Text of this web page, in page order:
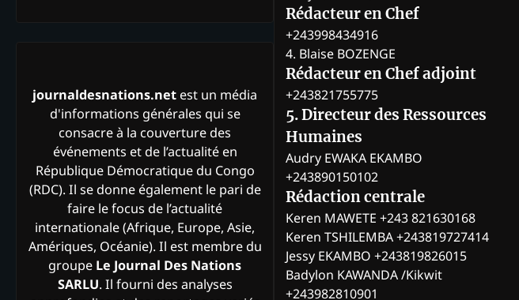
journaldesnations.net est un média
d'informations générales qui se
consacre à la couverture des
événements et de l’actualité en
République Démocratique du Congo
(RDC). Il se donne également le pari de
faire le focus de l’actualité
internationale (Afrique, Europe, Asie,
Amériques, Océanie). Il est membre du
groupe Le Journal Des Nations
SARLU. Il fourni des analyses
Rédacteur en Chef
+243998434916
4. Blaise BOZENGE
Rédacteur en Chef adjoint
+243821755775
5. Directeur des Ressources
Humaines
Audry EWAKA EKAMBO
+243890150102
Rédaction centrale
Keren MAWETE +243 821630168
Keren TSHILEMBA +243819727414
Jessy EKAMBO +243819826015
Badylon KAWANDA /Kikwit
+243982810901